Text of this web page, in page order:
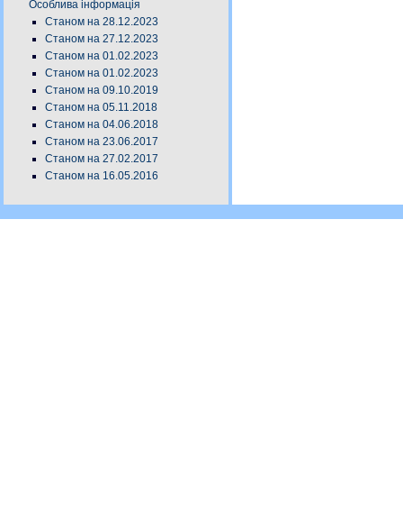
Особлива інформація
Станом на 28.12.2023
Станом на 27.12.2023
Станом на 01.02.2023
Станом на 01.02.2023
Станом на 09.10.2019
Станом на 05.11.2018
Станом на 04.06.2018
Станом на 23.06.2017
Станом на 27.02.2017
Станом на 16.05.2016